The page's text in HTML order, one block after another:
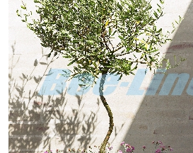
Fly, luftfart
Folkeslag
Forår
Fritid, hobby
Frugt, grønt
Halloween
Håndværk
Haven
Huse, bygninger